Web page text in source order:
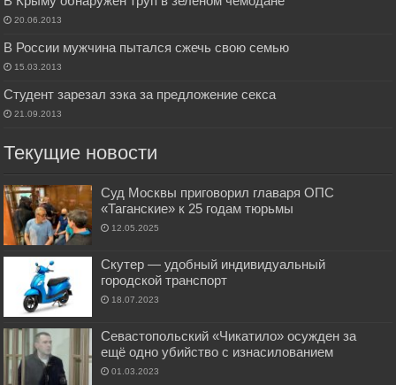
20.06.2013
В России мужчина пытался сжечь свою семью
15.03.2013
Студент зарезал зэка за предложение секса
21.09.2013
Текущие новости
Суд Москвы приговорил главаря ОПС
«Таганские» к 25 годам тюрьмы
12.05.2025
Скутер — удобный индивидуальный
городской транспорт
18.07.2023
Севастопольский «Чикатило» осужден за
ещё одно убийство с изнасилованием
01.03.2023